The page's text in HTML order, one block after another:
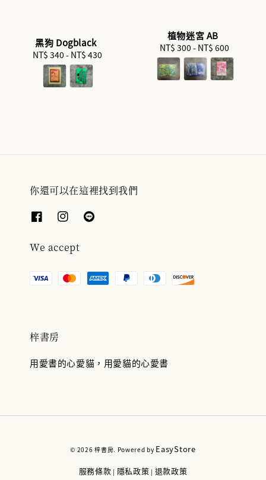
黑狗 Dogblack
Regular
price
NT$ 340 - NT$ 430
植物迷宮 AB
Regular
price
NT$ 300 - NT$ 600
你還可以在這裡找到我們
We accept
梓書房
用愛書的心愛貓，用愛貓的心愛書
© 2026 梓書房. Powered by EasyStore
服務條款 | 隱私政策 | 退款政策